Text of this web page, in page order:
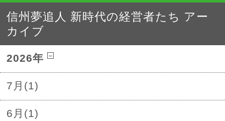
信州夢追人 新時代の経営者たち アー
カイブ
2026年
7月(1)
6月(1)